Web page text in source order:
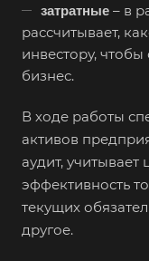
затратные – в
рассчитывает,
инвестору, чтобы
бизнес.
В ходе работы
активов
аудит, учитывает
эффективность
текущих
другое.
Верхний Уфалей
Верхняя Пышма
Верхняя Салда
Владивосток
Владимир
Волгоград
Волгодонск